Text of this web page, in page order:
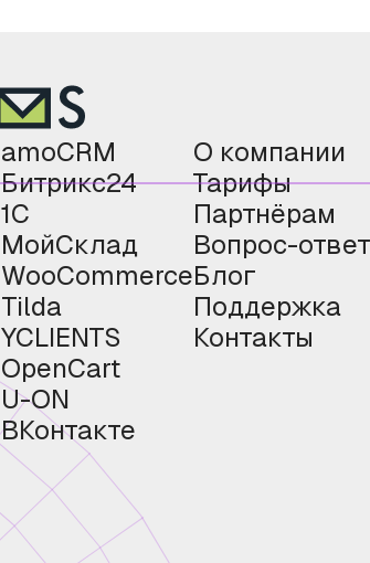
amoCRM
Битрикс24
1С
МойСклад
WooCommerce
Tilda
YCLIENTS
OpenCart
U-ON
ВКонтакте
О компании
Тарифы
Партнёрам
Вопрос-ответ
Блог
Поддержка
Контакты